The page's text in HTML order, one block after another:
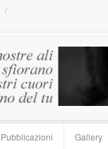
Pubblicazioni Gallery